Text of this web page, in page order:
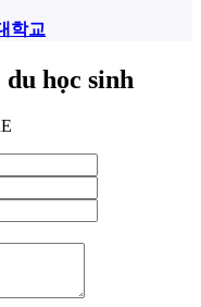
학교
học sinh